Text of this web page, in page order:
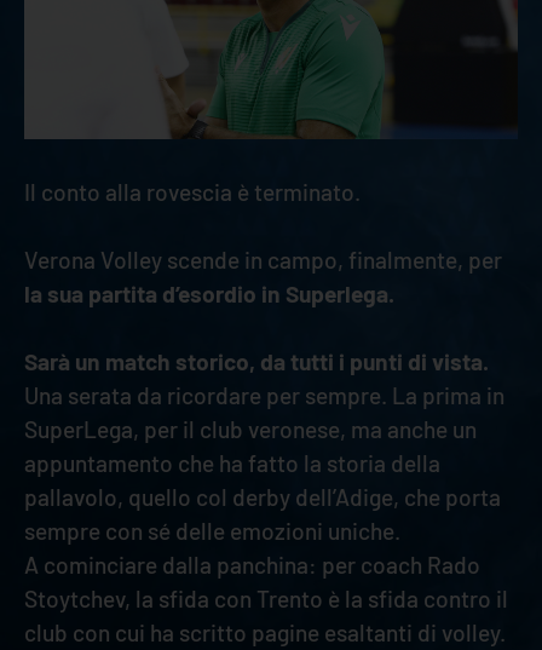
Il conto alla rovescia è terminato.
Verona Volley scende in campo, finalmente, per
la sua partita d’esordio in Superlega.
Sarà un match storico, da tutti i punti di vista.
Una serata da ricordare per sempre. La prima in
SuperLega, per il club veronese, ma anche un
appuntamento che ha fatto la storia della
pallavolo, quello col derby dell’Adige, che porta
sempre con sé delle emozioni uniche.
A cominciare dalla panchina: per coach Rado
Stoytchev, la sfida con Trento è la sfida contro il
club con cui ha scritto pagine esaltanti di volley.